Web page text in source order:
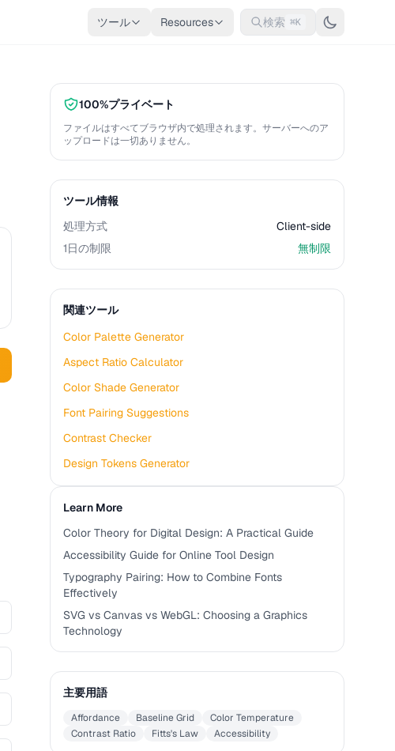
ツール Resources 検索 ⌘K
100%プライベート
ファイルはすべてブラウザ内で処理されます。サーバーへのア
ップロードは一切ありません。
ツール情報
処理方式
Client-side
1日の制限
無制限
関連ツール
Color Palette Generator
Aspect Ratio Calculator
Color Shade Generator
Font Pairing Suggestions
Contrast Checker
Design Tokens Generator
Learn More
Color Theory for Digital Design: A Practical Guide
Accessibility Guide for Online Tool Design
Typography Pairing: How to Combine Fonts
Effectively
SVG vs Canvas vs WebGL: Choosing a Graphics
Technology
主要用語
Affordance Baseline Grid
Color Temperature
Contrast Ratio
Fitts's Law Accessibility